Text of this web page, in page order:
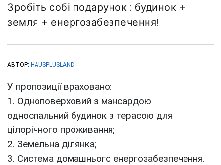
Зробіть собі подарунок : будинок +
земля + енергозабезпечення!
АВТОР: HAUSPLUSLAND
У пропозиції враховано:
1. Одноповерховий з мансардою
односпальний будинок з терасою для
цілорічного проживання;
2. Земельна ділянка;
3. Система домашнього енергозабезпечення.